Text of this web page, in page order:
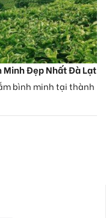
Minh Đẹp Nhất Đà Lạt
bình minh tại thành